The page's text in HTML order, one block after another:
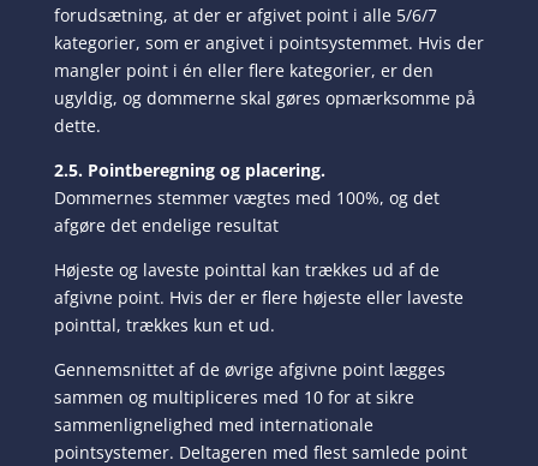
forudsætning, at der er afgivet point i alle 5/6/7
kategorier, som er angivet i pointsystemmet. Hvis der
mangler point i én eller flere kategorier, er den
ugyldig, og dommerne skal gøres opmærksomme på
dette.
2.5. Pointberegning og placering.
Dommernes stemmer vægtes med 100%, og det
afgøre det endelige resultat
Højeste og laveste pointtal kan trækkes ud af de
afgivne point. Hvis der er flere højeste eller laveste
pointtal, trækkes kun et ud.
Gennemsnittet af de øvrige afgivne point lægges
sammen og multipliceres med 10 for at sikre
sammenlignelighed med internationale
pointsystemer. Deltageren med flest samlede point